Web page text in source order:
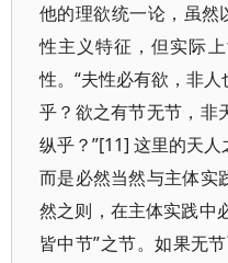
他的理欲统一论，虽然
性主义特征，但实际
性。“夫性必有欲，非
乎？欲之有节无节，非
纵乎？”[11] 这里的天人
而是必然当然与主体实
然之则，在主体实践中
皆中节”之节。如果无